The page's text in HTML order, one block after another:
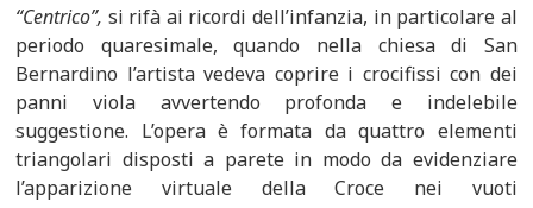
“Centrico”, si rifà ai ricordi dell’infanzia, in particolare al
periodo quaresimale, quando nella chiesa di San
Bernardino l’artista vedeva coprire i crocifissi con dei
panni viola avvertendo profonda e indelebile
suggestione. L’opera è formata da quattro elementi
triangolari disposti a parete in modo da evidenziare
l’apparizione virtuale della Croce nei vuoti